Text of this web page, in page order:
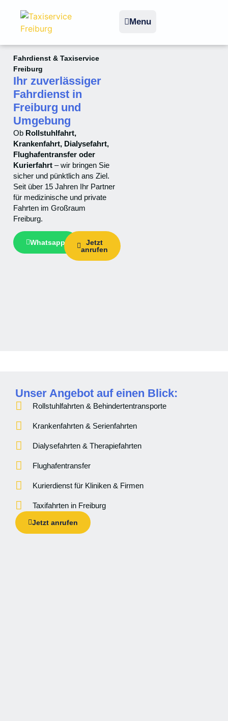
Menu
Fahrdienst & Taxiservice
Freiburg
Ihr zuverlässiger
Fahrdienst in
Freiburg und
Umgebung
Ob Rollstuhlfahrt,
Krankenfahrt, Dialysefahrt,
Flughafentransfer oder
Kurierfahrt – wir bringen Sie
sicher und pünktlich ans Ziel.
Seit über 15 Jahren Ihr Partner
für medizinische und private
Fahrten im Großraum
Freiburg.
Whatsapp
Jetzt
anrufen
Unser Angebot auf einen Blick:
Rollstuhlfahrten & Behindertentransporte
Krankenfahrten & Serienfahrten
Dialysefahrten & Therapiefahrten
Flughafentransfer
Kurierdienst für Kliniken & Firmen
Taxifahrten in Freiburg
Jetzt anrufen